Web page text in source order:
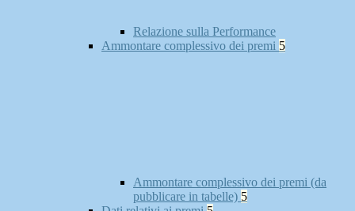
Relazione sulla Performance
Ammontare complessivo dei premi 5
Ammontare complessivo dei premi (da
pubblicare in tabelle) 5